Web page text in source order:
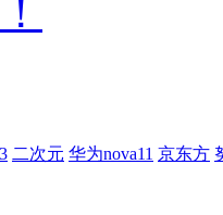
二次元 华为nova11 京东方